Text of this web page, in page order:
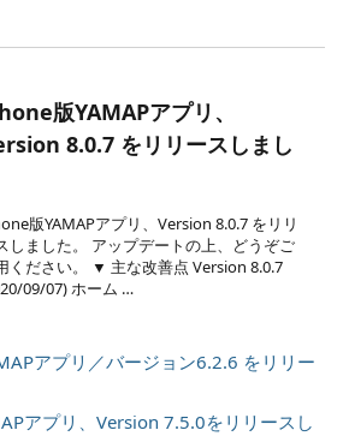
版YAMAPアプリ、
8.0.7 をリリースしまし
版YAMAPアプリ、Version 8.0.7 をリリ
しました。 アップデートの上、どうぞご
ください。 ▼ 主な改善点 Version 8.0.7
09/07) ホーム …
アプリ／バージョン6.2.6 をリリー
アプリ、Version 7.5.0をリリースし